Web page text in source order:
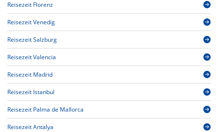
Reisezeit Florenz
Reisezeit Venedig
Reisezeit Salzburg
Reisezeit Valencia
Reisezeit Madrid
Reisezeit Istanbul
Reisezeit Palma de Mallorca
Reisezeit Antalya